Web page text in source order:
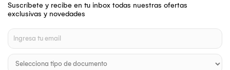
Suscríbete y recibe en tu inbox todas nuestras ofertas
exclusivas y novedades